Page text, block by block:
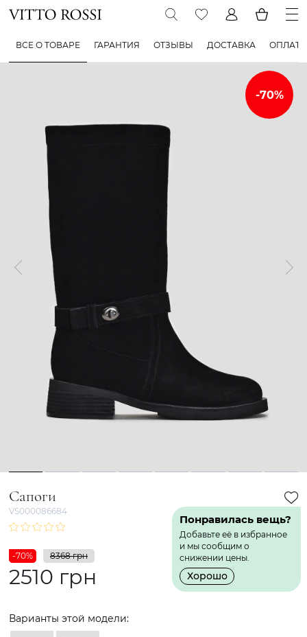
ВСЕ О ТОВАРЕ ГАРАНТИЯ ОТЗЫВЫ ДОСТАВКА ОПЛАТА
1 2 3 4 5 6 7 8
Сапоги
VS000086684
Понравилась вещь?
Добавьте её в избранное
и мы сообщим о
снижении цены.
Хорошо
-70% 8368 грн
2510 грн
Варианты этой модели: